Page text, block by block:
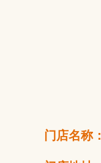
门店名称：